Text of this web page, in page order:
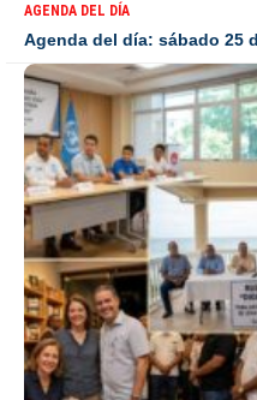
AGENDA DEL DÍA
Agenda del día: sábado 25